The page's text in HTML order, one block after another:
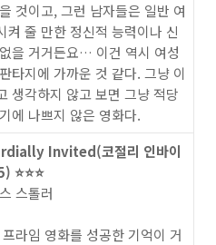
것이고, 그런 남자들은 일반 여
켜 줄 만한 정신적 능력이나 신
을 거거든요… 이건 역시 여성
타지에 가까운 것 같다. 그냥 이
생각하지 않고 보면 그냥 적당
에 나쁘지 않은 영화다.
Invited(코절리 인바이
⭐️⭐️⭐️
스톨러
프라임 영화를 성공한 기억이 거